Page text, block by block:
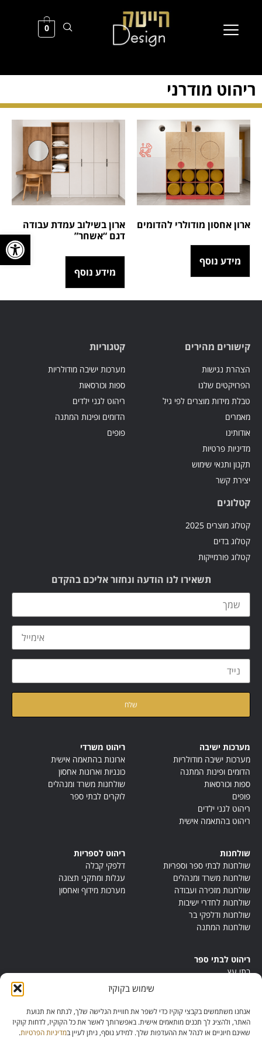
פתח
שימוש בקוקיז
אנחנו משתמשים בקבצי קוקיז כדי לשפר את חוויית הגלישה שלך, לנתח את תנועת
האתר, ולהציג לך תכנים מותאמים אישית. באפשרותך לאשר את כל הקוקיז, לדחות קוקיז
שאינם חיוניים או לנהל את ההעדפות שלך. למידע נוסף, ניתן לעיין במדיניות הפרטיות.
0
ריהוט מודרני
ארון אחסון מודולרי להדומים
מידע נוסף
ארון בשילוב עמדת עבודה
דגם “אשחר”
מידע נוסף
קישורים מהירים
הצהרת נגישות
הפרויקטים שלנו
טבלת מידות מוצרים לפי גיל
מאמרים
אודותינו
מדיניות פרטיות
תקנון ותנאי שימוש
יצירת קשר
קטגוריות
מערכות ישיבה מודולריות
ספות וכורסאות
ריהוט לגני ילדים
הדומים ופינות המתנה
פופים
קטלוגים
קטלוג מוצרים 2025
קטלוג בדים
קטלוג פורמייקות
תשאירו לנו הודעה ונחזור אליכם בהקדם
מערכות ישיבה
מערכות ישיבה מודולריות
הדומים ופינות המתנה
ספות וכורסאות
פופים
ריהוט לגני ילדים
ריהוט בהתאמה אישית
ריהוט משרדי
ארונות בהתאמה אישית
כונניות וארונות אחסון
שולחנות משרד ומנהלים
לוקרים לבתי ספר
שולחנות
שולחנות לבתי ספר וספריות
שולחנות משרד ומנהלים
שולחנות מזכירה ועבודה
שולחנות לחדרי ישיבות
שולחנות ודלפקי בר
שולחנות המתנה
ריהוט לספריות
דלפקי קבלה
עגלות ומתקני תצוגה
מערכות מידוף ואחסון
ריהוט לבתי ספר
בתי עץ
ריהוט מונטסורי
ריהוט אנתרופוסופי